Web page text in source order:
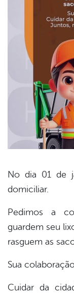
No dia 01 de
domiciliar.
Pedimos a
guardem seu
rasguem as
Sua
Cuidar da